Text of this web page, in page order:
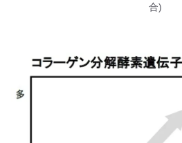
合)